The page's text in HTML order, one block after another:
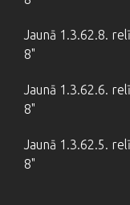
Jaunā 1.3.62.8.
8"
Jaunā 1.3.62.6.
8"
Jaunā 1.3.62.5.
8"